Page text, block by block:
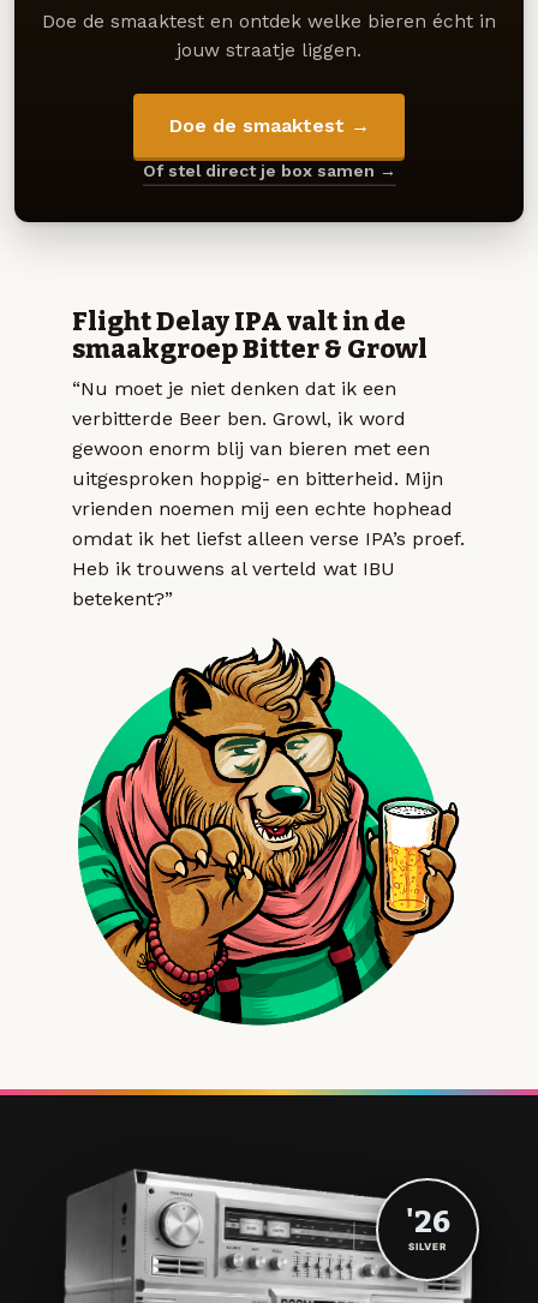
Doe de smaaktest en ontdek welke bieren écht in
jouw straatje liggen.
Doe de smaaktest →
Of stel direct je box samen →
Flight Delay IPA valt in de
smaakgroep Bitter & Growl
“Nu moet je niet denken dat ik een
verbitterde Beer ben. Growl, ik word
gewoon enorm blij van bieren met een
uitgesproken hoppig- en bitterheid. Mijn
vrienden noemen mij een echte hophead
omdat ik het liefst alleen verse IPA’s proef.
Heb ik trouwens al verteld wat IBU
betekent?”
'26
SILVER